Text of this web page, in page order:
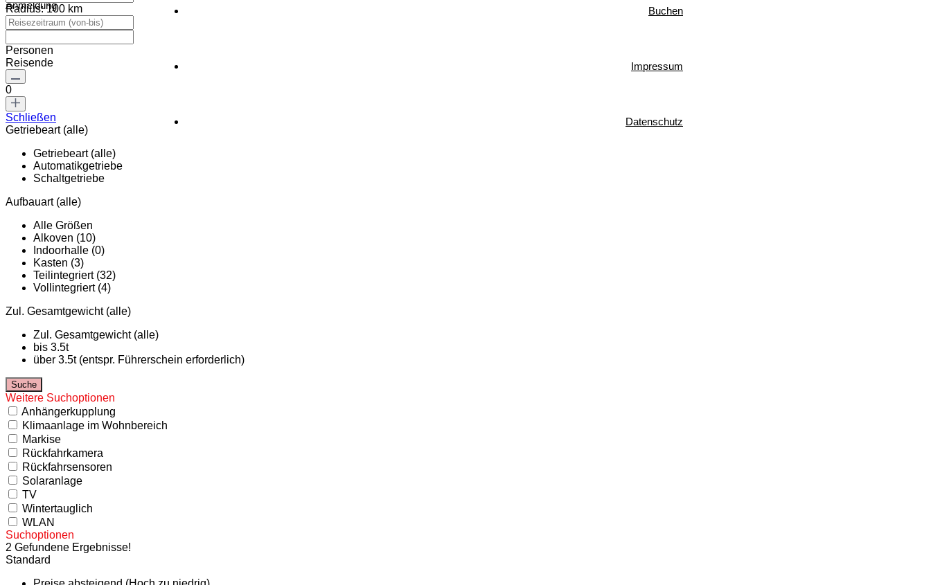
Buchen
Impressum
Datenschutz
Anmeldung
Radius:100 km
Personen
Reisende
0
Schließen
Getriebeart (alle)
Getriebeart (alle)
Automatikgetriebe
Schaltgetriebe
Aufbauart (alle)
Alle Größen
Alkoven (10)
Indoorhalle (0)
Kasten (3)
Teilintegriert (32)
Vollintegriert (4)
Zul. Gesamtgewicht (alle)
Zul. Gesamtgewicht (alle)
bis 3.5t
über 3.5t (entspr. Führerschein erforderlich)
Weitere Suchoptionen
Anhängerkupplung
Klimaanlage im Wohnbereich
Markise
Rückfahrkamera
Rückfahrsensoren
Solaranlage
TV
Wintertauglich
WLAN
Suchoptionen
2 Gefundene Ergebnisse!
Standard